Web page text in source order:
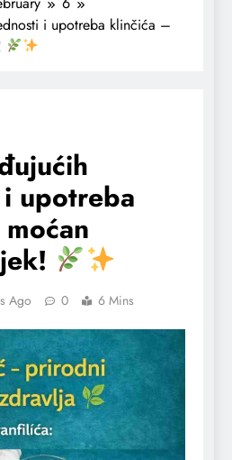
i upotreba klinčića –
upotreba
Ago 0 6 Mins